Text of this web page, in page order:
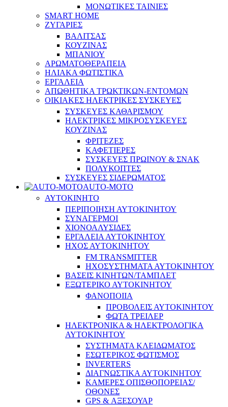
ΜΟΝΩΤΙΚΕΣ ΤΑΙΝΙΕΣ
SMART HOME
ΖΥΓΑΡΙΕΣ
ΒΑΛΙΤΣΑΣ
ΚΟΥΖΙΝΑΣ
ΜΠΑΝΙΟΥ
ΑΡΩΜΑΤΟΘΕΡΑΠΕΙΑ
ΗΛΙΑΚΑ ΦΩΤΙΣΤΙΚΑ
ΕΡΓΑΛΕΙΑ
ΑΠΩΘΗΤΙΚΑ ΤΡΩΚΤΙΚΩΝ-ΕΝΤΟΜΩΝ
ΟΙΚΙΑΚΕΣ ΗΛΕΚΤΡΙΚΕΣ ΣΥΣΚΕΥΕΣ
ΣΥΣΚΕΥΕΣ ΚΑΘΑΡΙΣΜΟΥ
ΗΛΕΚΤΡΙΚΕΣ ΜΙΚΡΟΣΥΣΚΕΥΕΣ
ΚΟΥΖΙΝΑΣ
ΦΡΙΤΕΖΕΣ
ΚΑΦΕΤΙΕΡΕΣ
ΣΥΣΚΕΥΕΣ ΠΡΩΙΝΟΥ & ΣΝΑΚ
ΠΟΛΥΚΟΠΤΕΣ
ΣΥΣΚΕΥΕΣ ΣΙΔΕΡΩΜΑΤΟΣ
AUTO-MOTO
ΑΥΤΟΚΙΝΗΤΟ
ΠΕΡΙΠΟΙΗΣΗ ΑΥΤΟΚΙΝΗΤΟΥ
ΣΥΝΑΓΕΡΜΟΙ
ΧΙΟΝΟΑΛΥΣΙΔΕΣ
ΕΡΓΑΛΕΙΑ ΑΥΤΟΚΙΝΗΤΟΥ
ΗΧΟΣ ΑΥΤΟΚΙΝΗΤΟΥ
FM TRANSMITTER
ΗΧΟΣΥΣΤΗΜΑΤΑ ΑΥΤΟΚΙΝΗΤΟΥ
ΒΑΣΕΙΣ ΚΙΝΗΤΩΝ/ΤΑΜΠΛΕΤ
ΕΞΩΤΕΡΙΚΟ ΑΥΤΟΚΙΝΗΤΟΥ
ΦΑΝΟΠΟΙΙΑ
ΠΡΟΒΟΛΕΙΣ ΑΥΤΟΚΙΝΗΤΟΥ
ΦΩΤΑ ΤΡΕΙΛΕΡ
ΗΛΕΚΤΡΟΝΙΚΑ & ΗΛΕΚΤΡΟΛΟΓΙΚΑ
ΑΥΤΟΚΙΝΗΤΟΥ
ΣΥΣΤΗΜΑΤΑ ΚΛΕΙΔΩΜΑΤΟΣ
ΕΣΩΤΕΡΙΚΟΣ ΦΩΤΙΣΜΟΣ
INVERTERS
ΔΙΑΓΝΩΣΤΙΚΑ ΑΥΤΟΚΙΝΗΤΟΥ
ΚΑΜΕΡΕΣ ΟΠΙΣΘΟΠΟΡΕΙΑΣ/
ΟΘΟΝΕΣ
GPS & ΑΞΕΣΟΥΑΡ